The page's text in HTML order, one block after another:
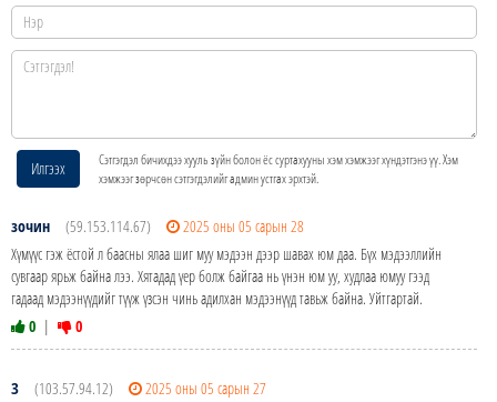
Илгээх
Сэтгэгдэл бичихдээ хууль зүйн болон ёс суртахууны хэм хэмжээг хүндэтгэнэ үү. Хэм
хэмжээг зөрчсөн сэтгэгдэлийг админ устгах эрхтэй.
зочин (59.153.114.67)
2025 оны 05 сарын 28
Хүмүүс гэж ёстой л баасны ялаа шиг муу мэдээн дээр шавах юм даа. Бүх мэдээллийн
сувгаар ярьж байна лээ. Хятадад үер болж байгаа нь үнэн юм уу, худлаа юмуу гээд
гадаад мэдээнүүдийг түүж үзсэн чинь адилхан мэдээнүүд тавьж байна. Уйтгартай.
0 | 0
З (103.57.94.12)
2025 оны 05 сарын 27